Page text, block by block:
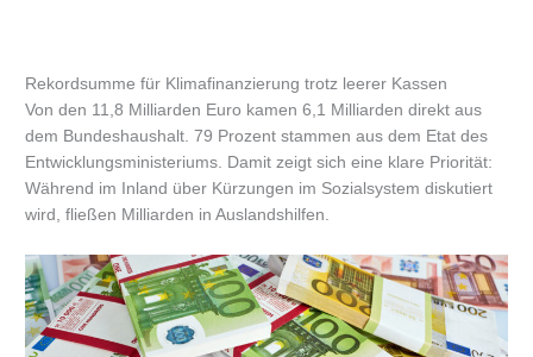
Rekordsumme für Klimafinanzierung trotz leerer Kassen
Von den 11,8 Milliarden Euro kamen 6,1 Milliarden direkt aus
dem Bundeshaushalt. 79 Prozent stammen aus dem Etat des
Entwicklungsministeriums. Damit zeigt sich eine klare Priorität:
Während im Inland über Kürzungen im Sozialsystem diskutiert
wird, fließen Milliarden in Auslandshilfen.